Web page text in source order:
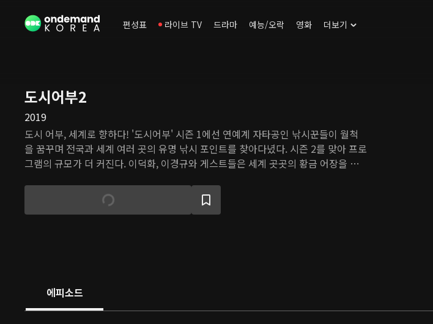
편성표 라이브 TV 드라마 예능/오락 영화 더보기
도시어부2
2019
도시 어부, 세계로 향하다! '도시어부' 시즌 1에선 연예계 자타공인 낚시꾼들이 월척
을 꿈꾸며 전국과 세계 여러 곳의 유명 낚시 포인트를 찾아다녔다. 시즌 2를 맞아 프로
그램의 규모가 더 커진다. 이덕화, 이경규와 게스트들은 세계 곳곳의 황금 어장을 찾
맛본다. 낚시 난도도, 열정과 승부욕도, 티키타카 앙숙 케미도 배가 된 새 시즌! 환상적
손맛 맛보실 준비되셨나요?
에피소드